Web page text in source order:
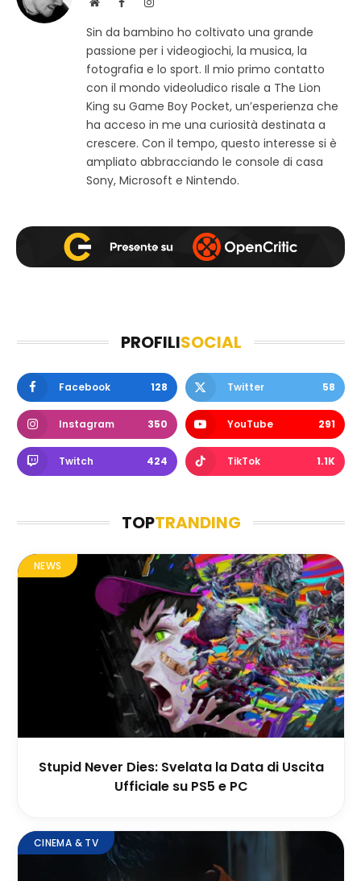
t
o
w
c
e
b
s
t
a
m
Sin da bambino ho coltivato una grande
passione per i videogiochi, la musica, la
fotografia e lo sport. Il mio primo contatto
con il mondo videoludico risale a The Lion
King su Game Boy Pocket, un’esperienza che
ha acceso in me una curiosità destinata a
crescere. Con il tempo, questo interesse si è
ampliato abbracciando le console di casa
Sony, Microsoft e Nintendo.
PROFILISOCIAL
Facebook 128 Twitter 58
Instagram 350 YouTube 291
Twitch 424 TikTok 1.1K
TOPTRANDING
NEWS
Stupid Never Dies: Svelata la Data di Uscita
Ufficiale su PS5 e PC
CINEMA & TV